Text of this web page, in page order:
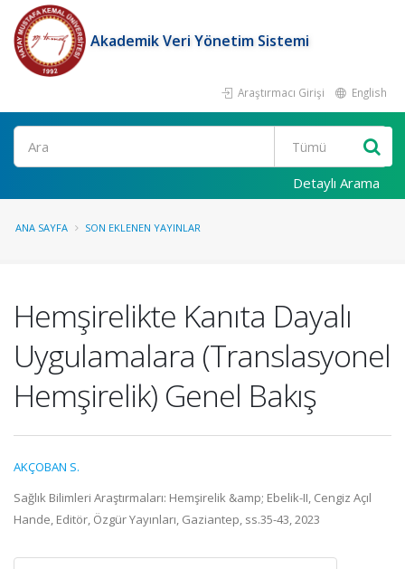
Akademik Veri Yönetim Sistemi
Araştırmacı Girişi English
Ara
Detaylı Arama
ANA SAYFA SON EKLENEN YAYINLAR
Hemşirelikte Kanıta Dayalı
Uygulamalara (Translasyonel
Hemşirelik) Genel Bakış
AKÇOBAN S.
Sağlık Bilimleri Araştırmaları: Hemşirelik &amp; Ebelik-II, Cengiz Açıl
Hande, Editör, Özgür Yayınları, Gaziantep, ss.35-43, 2023